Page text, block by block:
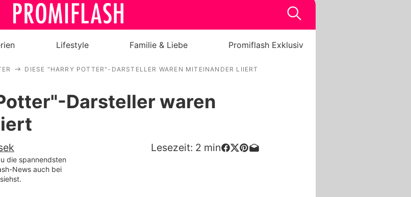
Royals
Stars
Familie & Liebe
Lifestyle Familie & Liebe Promiflash Exklusiv
DIESE "HARRY POTTER"-DARSTELLER WAREN MITEINANDER LIIERT
Darsteller waren
Lesezeit: 2 min
die spannendsten
News auch bei